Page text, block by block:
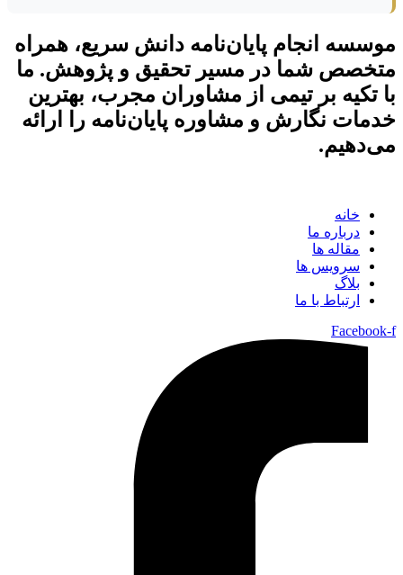
موسسه انجام پایان‌نامه دانش سریع، همراه
متخصص شما در مسیر تحقیق و پژوهش. ما
با تکیه بر تیمی از مشاوران مجرب، بهترین
خدمات نگارش و مشاوره پایان‌نامه را ارائه
می‌دهیم.
خانه
درباره ما
مقاله ها
سرویس ها
بلاگ
ارتباط با ما
Facebook-f